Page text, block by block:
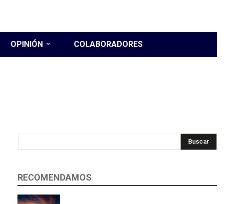
OPINIÓN COLABORADORES
Buscar
RECOMENDAMOS